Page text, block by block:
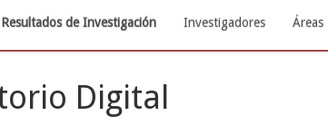
Resultados de Investigación Investigadores Áreas
Digital